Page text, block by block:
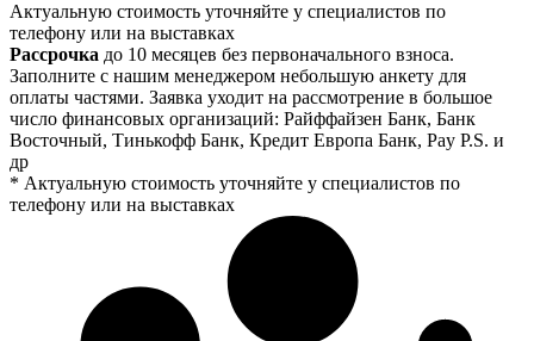
Актуальную стоимость уточняйте у специалистов по
телефону или на выставках
Рассрочка до 10 месяцев без первоначального взноса.
Заполните с нашим менеджером небольшую анкету для
оплаты частями. Заявка уходит на рассмотрение в большое
число финансовых организаций: Райффайзен Банк, Банк
Восточный, Тинькофф Банк, Кредит Европа Банк, Pay P.S. и
др
* Актуальную стоимость уточняйте у специалистов по
телефону или на выставках